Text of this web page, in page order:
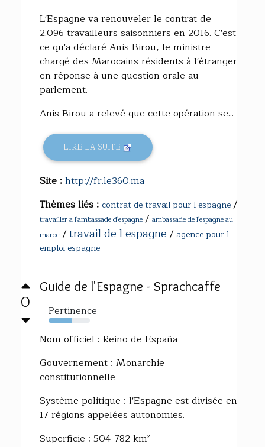
L'Espagne va renouveler le contrat de
2.096 travailleurs saisonniers en 2016. C'est
ce qu'a déclaré Anis Birou, le ministre
chargé des Marocains résidents à l'étranger
en réponse à une question orale au
parlement.
Anis Birou a relevé que cette opération se...
LIRE LA SUITE
Site :http://fr.le360.ma
Thèmes liés : contrat de travail pour l espagne/
travailler a l'ambassade d'espagne / ambassade de l'espagne au
maroc /travail de l espagne/ agence pour l
emploi espagne
0
Guide de l'Espagne - Sprachcaffe
Pertinence
55%
Nom officiel : Reino de España
Gouvernement : Monarchie
constitutionnelle
Système politique : l'Espagne est divisée en
17 régions appelées autonomies.
Superficie : 504 782 km²